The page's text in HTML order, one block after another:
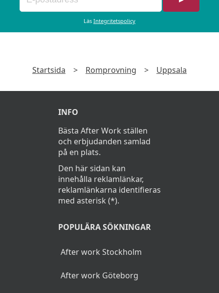
Bishops Arms
Läs Integritetspolicy
Startsida > Romprovning > Uppsala
INFO
Bästa After Work ställen
och erbjudanden samlad
på en plats.
Den här sidan kan
innehålla reklamlänkar,
reklamlänkarna identifieras
med asterisk (*).
POPULÄRA SÖKNINGAR
After work Stockholm
After work Göteborg